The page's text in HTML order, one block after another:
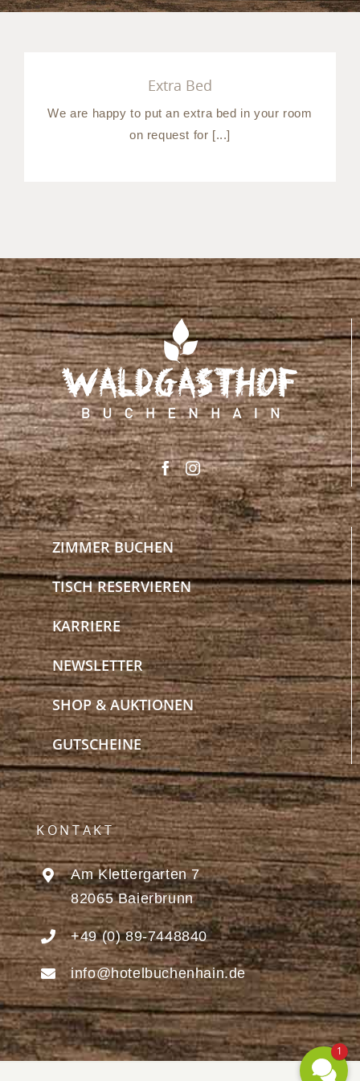
Extra Bed
We are happy to put an extra bed in your room
on request for [...]
ZIMMER BUCHEN
TISCH RESERVIEREN
KARRIERE
NEWSLETTER
SHOP & AUKTIONEN
GUTSCHEINE
KONTAKT
Am Klettergarten 7
82065 Baierbrunn
+49 (0) 89-7448840
info@hotelbuchenhain.de
1